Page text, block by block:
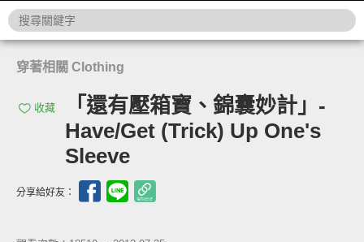
穿著相關 Clothing
收藏
「還有壓箱寶、錦囊妙計」-
Have/Get (Trick) Up One's
Sleeve
分享給好友：